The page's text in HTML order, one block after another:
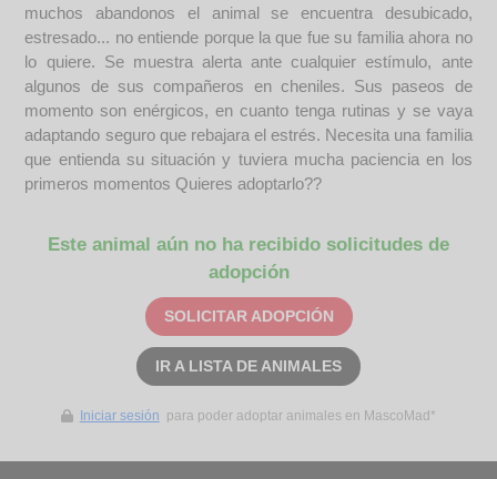
muchos abandonos el animal se encuentra desubicado,
estresado... no entiende porque la que fue su familia ahora no
lo quiere. Se muestra alerta ante cualquier estímulo, ante
algunos de sus compañeros en cheniles. Sus paseos de
momento son enérgicos, en cuanto tenga rutinas y se vaya
adaptando seguro que rebajara el estrés. Necesita una familia
que entienda su situación y tuviera mucha paciencia en los
primeros momentos Quieres adoptarlo??
Este animal aún no ha recibido solicitudes de
adopción
SOLICITAR ADOPCIÓN
IR A LISTA DE ANIMALES
Iniciar sesión para poder adoptar animales en MascoMad*